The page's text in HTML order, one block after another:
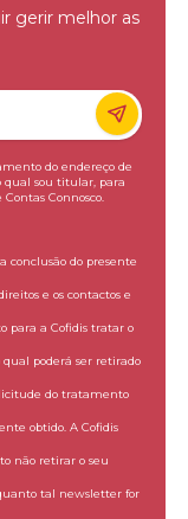
gerir melhor as
do endereço de
qual sou titular, para
Connosco.
conclusão do presente
e os contactos e
para a Cofidis tratar o
poderá ser retirado
do tratamento
obtido. A Cofidis
não retirar o seu
tal newsletter for